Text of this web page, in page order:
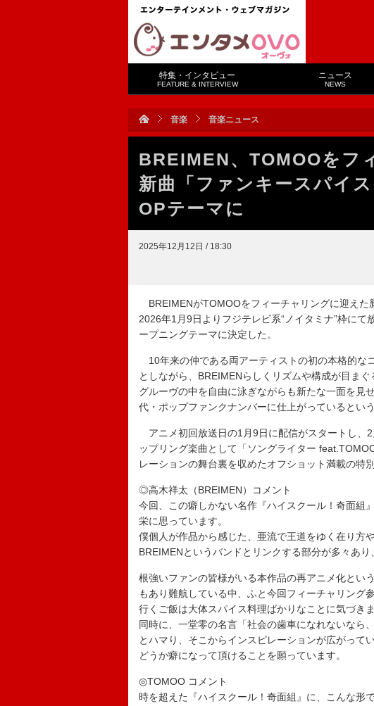
特集・インタビュー
FEATURE & INTERVIEW
ニュース
NEWS
音楽 音楽ニュース
BREIMEN、TOMOOをフ
新曲「ファンキースパイ
OPテーマに
2025年12月12日 / 18:30
BREIMENがTOMOOをフィーチャリングに迎えた
2026年1月9日よりフジテレビ系“ノイタミナ”枠に
ープニングテーマに決定した。
10年来の仲である両アーティストの初の本格的な
としながら、BREIMENらしくリズムや構成が目ま
グルーヴの中を自由に泳ぎながらも新たな一面を見
代・ポップファンクナンバーに仕上がっているという
アニメ初回放送日の1月9日に配信がスタートし、
ップリング楽曲として「ソングライター
レーションの舞台裏を収めたオフショット満載の特
◎高木祥太（BREIMEN）コメント
今回、この癖しかない名作『ハイスクール！奇面組
栄に思っています。
僕個人が作品から感じた、亜流で王道をゆく在り方
BREIMENというバンドとリンクする部分が多々あり
根強いファンの皆様がいる本作品の再アニメ化とい
もあり難航している中、ふと今回フィーチャリング
行くご飯は大体スパイス料理ばかりなことに気づきま
同時に、一堂零の名言「社会の歯車になれないなら
とハマり、そこからインスピレーションが広がって
どうか癖になって頂けることを願っています。
◎TOMOO コメント
時を超えた『ハイスクール！奇面組』に、こんな形